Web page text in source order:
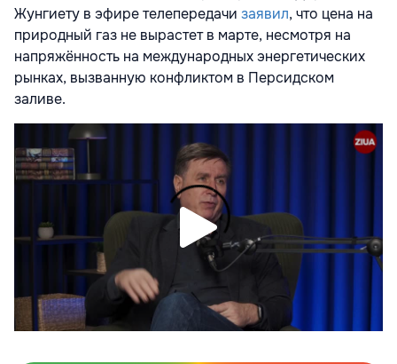
Жунгиету в эфире телепередачи заявил, что цена на
природный газ не вырастет в марте, несмотря на
напряжённость на международных энергетических
рынках, вызванную конфликтом в Персидском
заливе.